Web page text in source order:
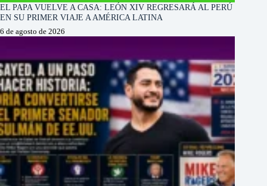
EL PAPA VUELVE A CASA: LEÓN XIV REGRESARÁ AL PERÚ
EN SU PRIMER VIAJE A AMÉRICA LATINA
6 de agosto de 2026